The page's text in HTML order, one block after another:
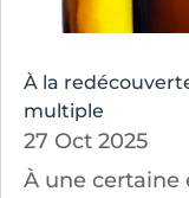
À la
multiple
27 Oct 2025
À une certaine